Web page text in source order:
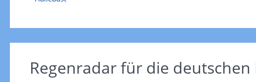
Regenradar für die